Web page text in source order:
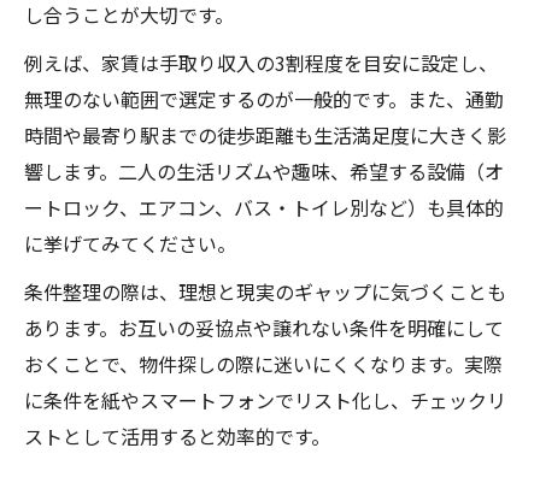
し合うことが大切です。
例えば、家賃は手取り収入の3割程度を目安に設定し、
無理のない範囲で選定するのが一般的です。また、通勤
時間や最寄り駅までの徒歩距離も生活満足度に大きく影
響します。二人の生活リズムや趣味、希望する設備（オ
ートロック、エアコン、バス・トイレ別など）も具体的
に挙げてみてください。
条件整理の際は、理想と現実のギャップに気づくことも
あります。お互いの妥協点や譲れない条件を明確にして
おくことで、物件探しの際に迷いにくくなります。実際
に条件を紙やスマートフォンでリスト化し、チェックリ
ストとして活用すると効率的です。